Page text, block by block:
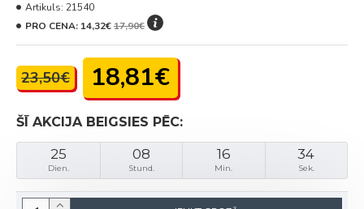
ŠĪ AKCIJA BEIGSIES PĒC:
25
Dien.
08
Stund.
16
Min.
34
Sek.
23,50€ 18,81€
Artikuls: 21540
PRO CENA: 14,32€17,90€